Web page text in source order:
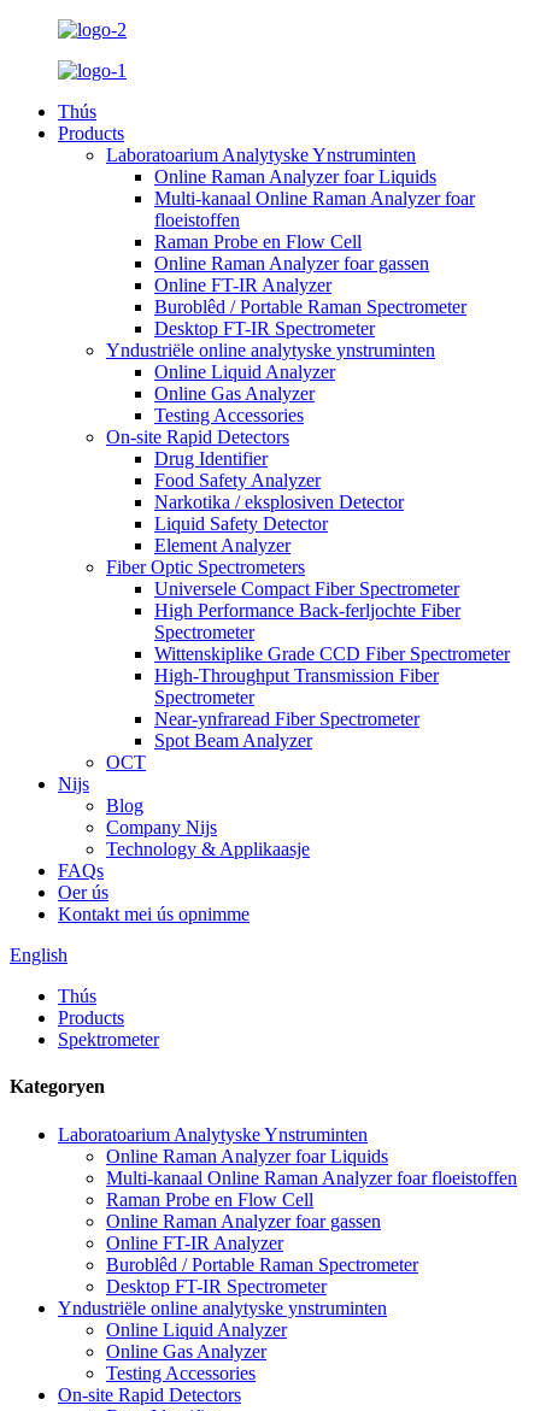
Thús
Products
Laboratoarium Analytyske Ynstruminten
Online Raman Analyzer foar Liquids
Multi-kanaal Online Raman Analyzer foar
floeistoffen
Raman Probe en Flow Cell
Online Raman Analyzer foar gassen
Online FT-IR Analyzer
Buroblêd / Portable Raman Spectrometer
Desktop FT-IR Spectrometer
Yndustriële online analytyske ynstruminten
Online Liquid Analyzer
Online Gas Analyzer
Testing Accessories
On-site Rapid Detectors
Drug Identifier
Food Safety Analyzer
Narkotika / eksplosiven Detector
Liquid Safety Detector
Element Analyzer
Fiber Optic Spectrometers
Universele Compact Fiber Spectrometer
High Performance Back-ferljochte Fiber
Spectrometer
Wittenskiplike Grade CCD Fiber Spectrometer
High-Throughput Transmission Fiber
Spectrometer
Near-ynfraread Fiber Spectrometer
Spot Beam Analyzer
OCT
Nijs
Blog
Company Nijs
Technology & Applikaasje
FAQs
Oer ús
Kontakt mei ús opnimme
English
Thús
Products
Spektrometer
Kategoryen
Laboratoarium Analytyske Ynstruminten
Online Raman Analyzer foar Liquids
Multi-kanaal Online Raman Analyzer foar floeistoffen
Raman Probe en Flow Cell
Online Raman Analyzer foar gassen
Online FT-IR Analyzer
Buroblêd / Portable Raman Spectrometer
Desktop FT-IR Spectrometer
Yndustriële online analytyske ynstruminten
Online Liquid Analyzer
Online Gas Analyzer
Testing Accessories
On-site Rapid Detectors